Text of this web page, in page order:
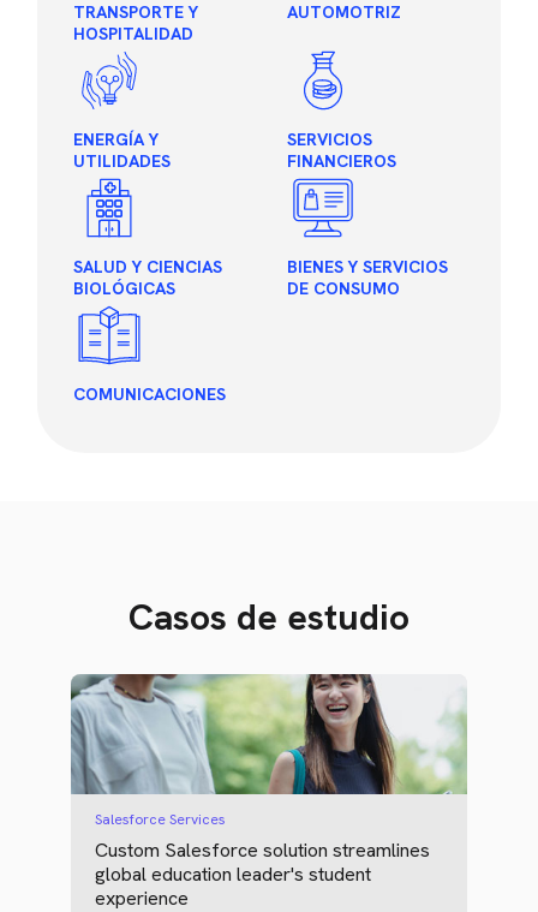
TRANSPORTE Y
HOSPITALIDAD
AUTOMOTRIZ
ENERGÍA Y
UTILIDADES
SERVICIOS
FINANCIEROS
SALUD Y CIENCIAS
BIOLÓGICAS
BIENES Y SERVICIOS
DE CONSUMO
COMUNICACIONES
Casos de estudio
Salesforce Services
Custom Salesforce solution streamlines
global education leader's student
experience